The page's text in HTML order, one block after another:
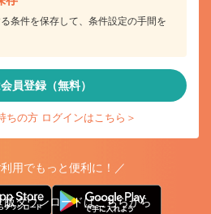
条件を保存して、条件設定の手間を
員登録（無料）
ちの方 ログインはこちら＞
用でもっと便利に！／
版ダウンロードはこちらから